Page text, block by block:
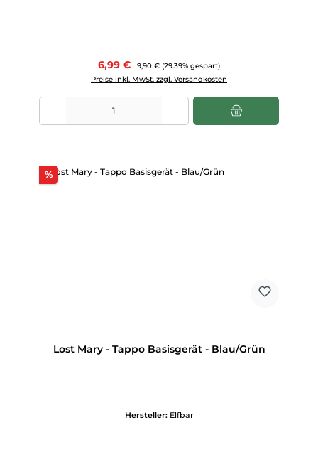
Verkaufspreis:
6,99 € Regulärer Preis:
9,90 € (29.39% gespart)
Preise inkl. MwSt. zzgl. Versandkosten
Produkt Anzahl: Gib den gewünschten Wert ein oder benutze die
%Rabatt
Lost Mary - Tappo Basisgerät - Blau/Grün
Hersteller: Elfbar